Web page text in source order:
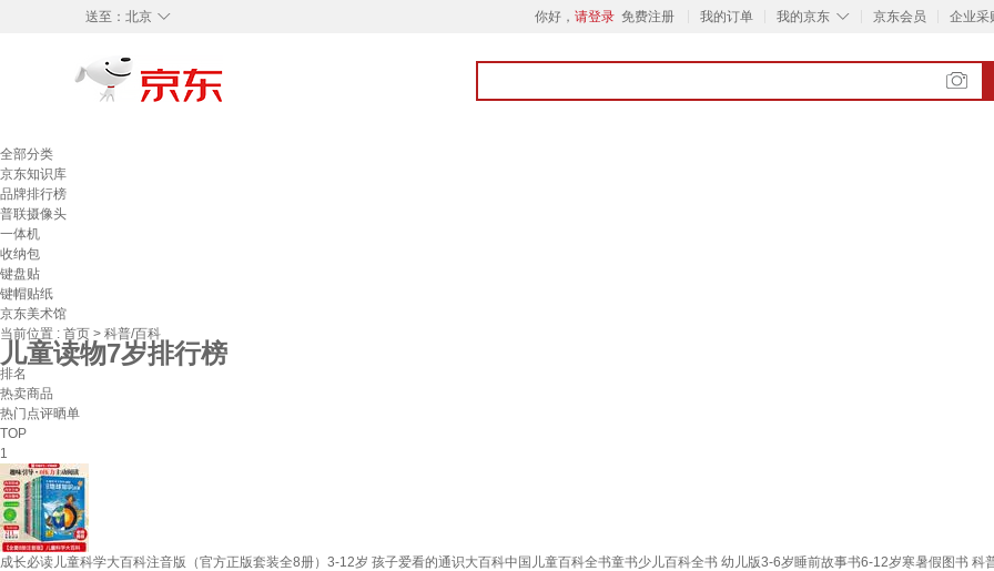
◇
送至： 北京 你好， 请登录 免费注册 我的订单 ◇
我的京东 京东会员 企业采
全部分类
京东知识库
品牌排行榜
普联摄像头
一体机
收纳包
键盘贴
键帽贴纸
京东美术馆
当前位置 : 首页 > 科普/百科
儿童读物7岁排行榜
排名
热卖商品
热门点评晒单
TOP
1
成长必读儿童科学大百科注音版（官方正版套装全8册）3-12岁 孩子爱看的通识大百科中国儿童百科全书童书少儿百科全书 幼儿版3-6岁睡前故事书6-12岁寒暑假图书 科